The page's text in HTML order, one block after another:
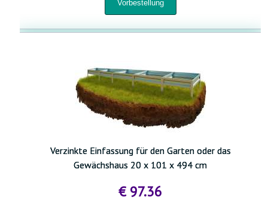
Verzinkte Einfassung für den Garten oder das
Gewächshaus 20 x 101 x 494 cm
€ 97.36